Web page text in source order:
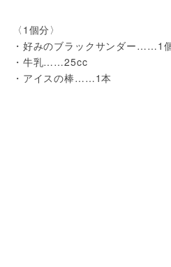
〈1個分〉
・好みのブラックサンダー……1
・牛乳……25cc
・アイスの棒……1本